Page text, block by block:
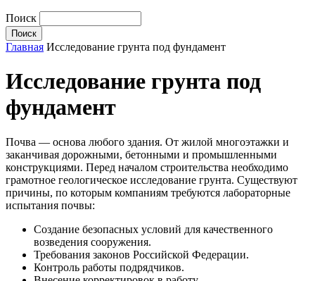
Поиск
Главная Исследование грунта под фундамент
Исследование грунта под
фундамент
Почва — основа любого здания. От жилой многоэтажки и
заканчивая дорожными, бетонными и промышленными
конструкциями. Перед началом строительства необходимо
грамотное геологическое исследование грунта. Существуют
причины, по которым компаниям требуются лабораторные
испытания почвы:
Создание безопасных условий для качественного
возведения сооружения.
Требования законов Российской Федерации.
Контроль работы подрядчиков.